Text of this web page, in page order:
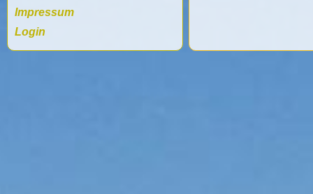
Impressum
Login